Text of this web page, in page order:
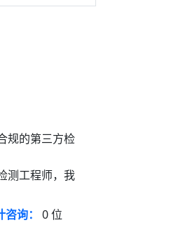
规的第三方检
测工程师，我
咨询： 0位